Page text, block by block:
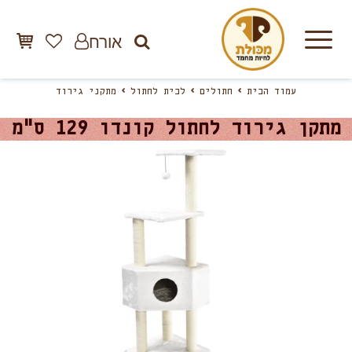
אורח
עמוד הבית חתולים לבית לחתול מתקני גירוד
מתקן גירוד לחתול קונדו 129 ס"מ